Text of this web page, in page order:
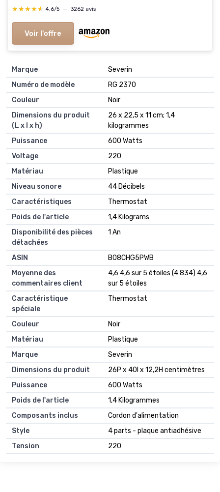
★★★★★
★★★★★ 4,6/5 — 3262 avis
Voir l'offre
Marque
‎Severin
Numéro de modèle
‎RG 2370
Couleur
‎Noir
Dimensions du produit
(L x l x h)
‎26 x 22,5 x 11 cm; 1,4
kilogrammes
Puissance
‎600 Watts
Voltage
‎220
Matériau
‎Plastique
Niveau sonore
‎44 Décibels
Caractéristiques
‎Thermostat
Poids de l'article
‎1,4 Kilograms
Disponibilité des pièces
détachées
‎1 An
ASIN
B08CHG5PWB
Moyenne des
commentaires client
4,6 4,6 sur 5 étoiles (4 834) 4,6
sur 5 étoiles
Caractéristique
spéciale
Thermostat
Couleur
Noir
Matériau
Plastique
Marque
Severin
Dimensions du produit
26P x 40l x 12,2H centimètres
Puissance
600 Watts
Poids de l'article
1,4 Kilogrammes
Composants inclus
Cordon d'alimentation
Style
4 parts - plaque antiadhésive
Tension
220